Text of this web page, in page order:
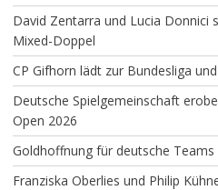
David Zentarra und Lucia Donnici
Mixed-Doppel
CP Gifhorn lädt zur Bundesliga
Deutsche Spielgemeinschaft
Open 2026
Goldhoffnung für deutsche
Franziska Oberlies und Philip